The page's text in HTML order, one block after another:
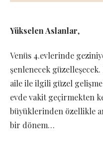
Yükselen Aslanlar,
Venüs 4.evlerinde
şenlenecek
aile ile ilgili güzel
evde vakit geçirmekten
büyüklerinden özellikle
bir dönem…